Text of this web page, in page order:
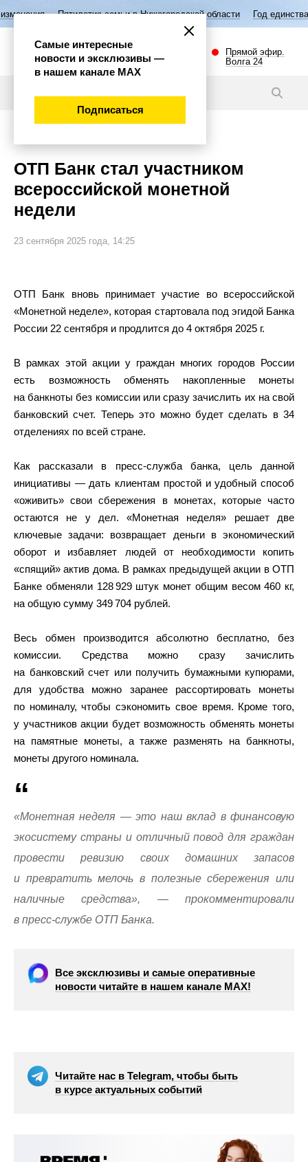
Пятилетие семьи в Нижегородской области Год единства народов
Прямой эфир.
Волга 24
ОТП Банк стал участником
всероссийской монетной
недели
23 сентября 2025 года, 14:25
ОТП Банк вновь принимает участие во всероссийской
«Монетной неделе», которая стартовала под эгидой Банка
России 22 сентября и продлится до 4 октября 2025 г.
В рамках этой акции у граждан многих городов России
есть возможность обменять накопленные монеты
на банкноты без комиссии или сразу зачислить их на свой
банковский счет. Теперь это можно будет сделать в 34
отделениях по всей стране.
Как рассказали в пресс-служба банка, цель данной
инициативы — дать клиентам простой и удобный способ
«оживить» свои сбережения в монетах, которые часто
остаются не у дел. «Монетная неделя» решает две
ключевые задачи: возвращает деньги в экономический
оборот и избавляет людей от необходимости копить
«спящий» актив дома. В рамках предыдущей акции в ОТП
Банке обменяли 128 929 штук монет общим весом 460 кг,
на общую сумму 349 704 рублей.
Весь обмен производится абсолютно бесплатно, без
комиссии. Средства можно сразу зачислить
на банковский счет или получить бумажными купюрами,
для удобства можно заранее рассортировать монеты
по номиналу, чтобы сэкономить свое время. Кроме того,
у участников акции будет возможность обменять монеты
на памятные монеты, а также разменять на банкноты,
монеты другого номинала.
«Монетная неделя — это наш вклад в финансовую
экосистему страны и отличный повод для граждан
провести ревизию своих домашних запасов
и превратить мелочь в полезные сбережения или
наличные средства», — прокомментировали
в пресс-службе ОТП Банка.
Все эксклюзивы и самые оперативные
новости читайте в нашем канале МАХ!
Читайте нас в Telegram, чтобы быть
в курсе актуальных событий
Самые интересные
новости и эксклюзивы —
в нашем канале МАХ
Подписаться